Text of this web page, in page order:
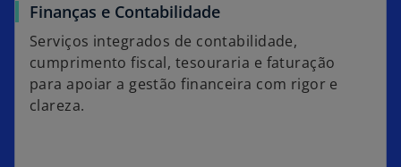
Finanças e Contabilidade
Serviços integrados de contabilidade,
cumprimento fiscal, tesouraria e faturação
para apoiar a gestão financeira com rigor e
clareza.